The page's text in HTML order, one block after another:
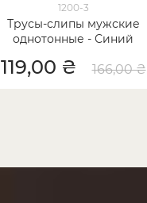
1200-3
Трусы-слипы мужские
однотонные - Синий
119,00 ₴ 166,00 ₴